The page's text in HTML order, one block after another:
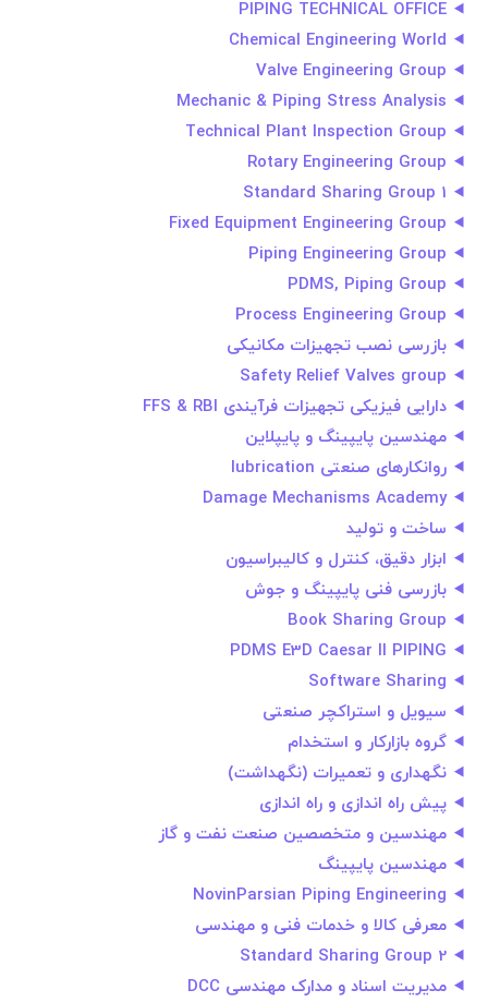
PIPING TECHNICAL OFFICE
Chemical Engineering World
Valve Engineering Group
Mechanic & Piping Stress Analysis
Technical Plant Inspection Group
Rotary Engineering Group
Standard Sharing Group 1
Fixed Equipment Engineering Group
Piping Engineering Group
PDMS, Piping Group
Process Engineering Group
بازرسی نصب تجهیزات مکانیکی
Safety Relief Valves group
دارایی فیزیکی تجهیزات فرآیندی FFS & RBI
مهندسین پایپینگ و پایپلاین
روانکارهای صنعتی lubrication
Damage Mechanisms Academy
ساخت و تولید
ابزار دقیق، کنترل و کالیبراسیون
بازرسی فنی پایپینگ و جوش
Book Sharing Group
PDMS E3D Caesar II PIPING
Software Sharing
سیویل و استراکچر صنعتی
گروه بازاركار و استخدام
نگهداری و تعمیرات (نگهداشت)
پیش راه اندازی و راه اندازی
مهندسین و متخصصین صنعت نفت و گاز
مهندسین پایپینگ
NovinParsian Piping Engineering
معرفی کالا و خدمات فنی و مهندسی
Standard Sharing Group 2
مدیریت اسناد و مدارک مهندسی DCC